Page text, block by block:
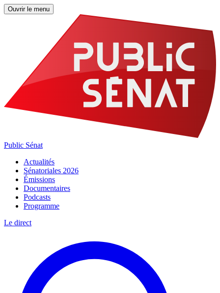
Ouvrir le menu
Public Sénat
Actualités
Sénatoriales 2026
Émissions
Documentaires
Podcasts
Programme
Le direct